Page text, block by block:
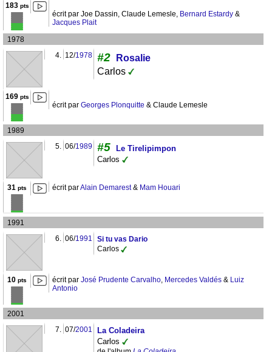
183pts
écrit par Joe Dassin, Claude Lemesle, Bernard Estardy &
Jacques Plait
1978
4.
12/1978 #2
Rosalie
Carlos
169pts
écrit par Georges Plonquitte & Claude Lemesle
1989
5.
06/1989 #5 Le Tirelipimpon
Carlos
31 pts écrit parAlain Demarest& Mam Houari
1991
6.
06/1991
Si tu vas Dario
Carlos
10 pts écrit par José Prudente Carvalho Mercedes Valdés & Luiz
Antonio
2001
7.
07/2001
La Coladeira
Carlos